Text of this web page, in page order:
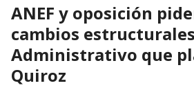
ANEF y oposición
cambios
Administrativo que
Quiroz